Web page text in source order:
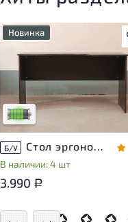
Новинка
У товара присутствуют
незначительные следы
эксплуатации, не влияющие
на удобство его
использования
Низкая степень износа
Б/У Стол эргономичный ЛДСП Венге
В наличии: 4 шт
3.990 Р